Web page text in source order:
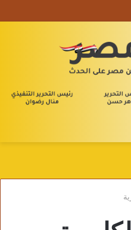
علامة استفهام